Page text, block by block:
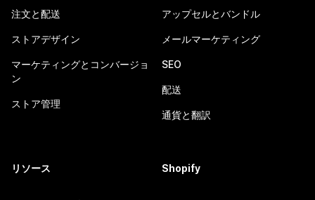
注文と配送
ストアデザイン
マーケティングとコンバージョ
ン
ストア管理
アップセルとバンドル
メールマーケティング
SEO
配送
通貨と翻訳
リソース Shopify